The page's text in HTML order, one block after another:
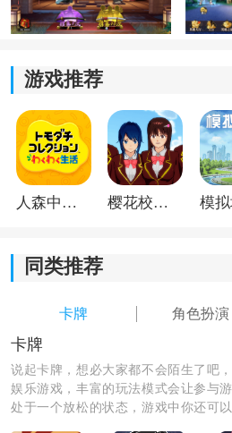
面。
碎片的稀有度。
《十二鬼月》游戏玩法：
1.角色在达到一定等级之后，还
料来突破角色的限制。
2.每周都可以在游戏内参与不同
3.角色需要通过招募的方式才能
戏世界内的运气。
游戏推荐
人森中文版 樱花校园模拟器1.048.00中文版
同类推荐
卡牌 角色扮演
卡牌
说起卡牌，想必大家都不会陌生了吧
娱乐游戏，丰富的玩法模式会让参与
处于一个放松的状态，游戏中你还可